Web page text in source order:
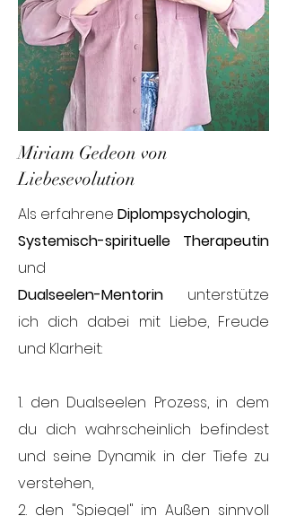
Miriam Gedeon von
Liebesevolution
Als erfahrene Diplompsychologin,
Systemisch-spirituelle Therapeutin
und
Dualseelen-Mentorin unterstütze
ich dich dabei mit Liebe, Freude
und Klarheit:
1. den Dualseelen Prozess, in dem
du dich wahrscheinlich befindest
und seine Dynamik in der Tiefe zu
verstehen,
2. den "Spiegel" im Außen sinnvoll